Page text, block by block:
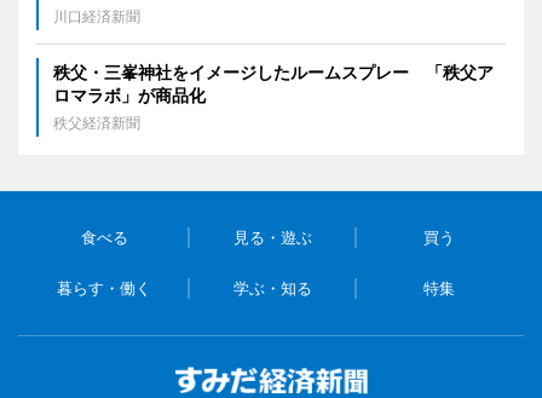
川口経済新聞
秩父・三峯神社をイメージしたルームスプレー 「秩父ア
ロマラボ」が商品化
秩父経済新聞
食べる 見る・遊ぶ 買う
暮らす・働く 学ぶ・知る 特集